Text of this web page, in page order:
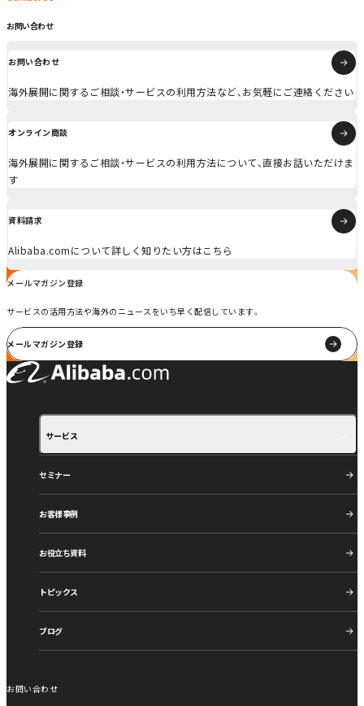
お問い合わせ
お問い合わせ
海外展開に関するご相談・サービスの利用方法など、お気軽にご連絡ください
オンライン商談
海外展開に関するご相談・サービスの利用方法について、直接お話いただけま
す
資料請求
Alibaba.comについて詳しく知りたい方はこちら
メールマガジン登録
サービスの活用方法や海外のニュースをいち早く配信しています。
メールマガジン登録
サービス
ご利用の流れ
セミナー
お客様事例
お役立ち資料
トピックス
ブログ
お問い合わせ